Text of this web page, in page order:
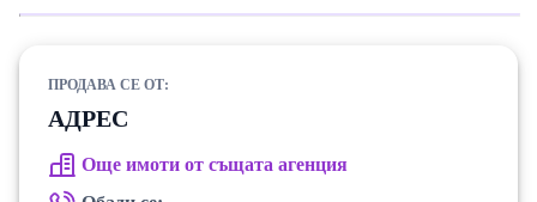
ПРОДАВА СЕ ОТ:
АДРЕС
Още имоти от същата агенция